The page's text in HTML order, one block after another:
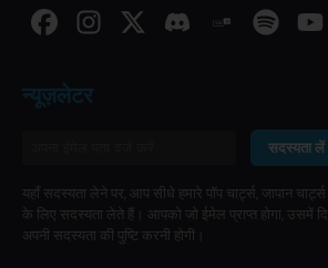
न्यूज़लेटर
सदस्यता लें
यहाँ सदस्यता लेने पर, आप सीधे हमारे पॉप चार्ट्स, जापान
के लिए सदस्यता लेते हैं। आपको जो ईमेल प्राप्त होगा, उसमें
अपनी सदस्यता की पुष्टि करनी होगी।